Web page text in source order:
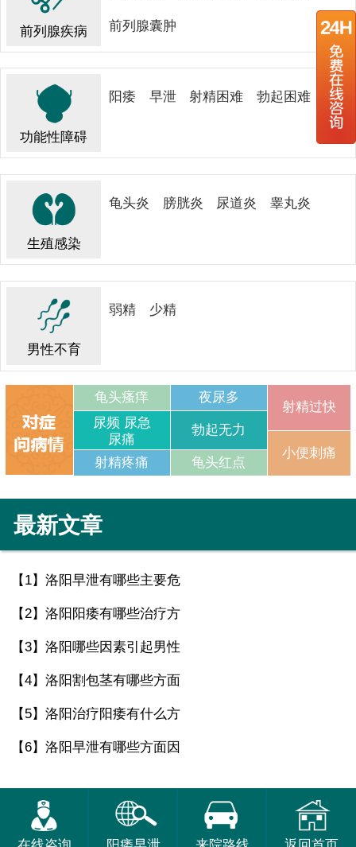
前列腺疾病 前列腺囊肿
功能性障碍
阳痿 早泄 射精困难 勃起困难
生殖感染
龟头炎 膀胱炎 尿道炎 睾丸炎
男性不育
弱精 少精
龟头瘙痒
夜尿多
尿频 尿急
尿痛
勃起无力
射精疼痛 龟头红点
射精过快
小便刺痛
最新文章
【1】 洛阳早泄有哪些主要危
【2】 洛阳阳痿有哪些治疗方
【3】 洛阳哪些因素引起男性
【4】 洛阳割包茎有哪些方面
【5】 洛阳治疗阳痿有什么方
【6】 洛阳早泄有哪些方面因